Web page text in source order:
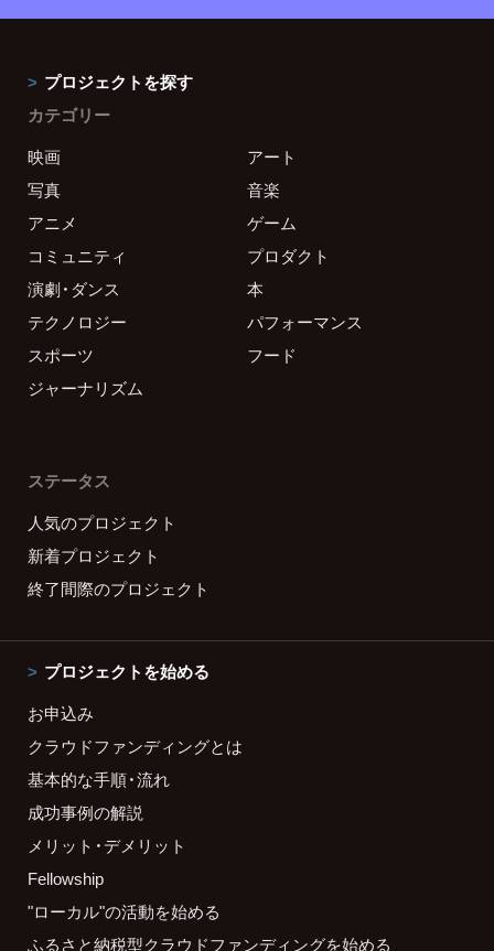
プロジェクトを探す
カテゴリー
映画
アート
写真
音楽
アニメ
ゲーム
コミュニティ
プロダクト
演劇・ダンス
本
テクノロジー
パフォーマンス
スポーツ
フード
ジャーナリズム
ステータス
人気のプロジェクト
新着プロジェクト
終了間際のプロジェクト
プロジェクトを始める
お申込み
クラウドファンディングとは
基本的な手順・流れ
成功事例の解説
メリット・デメリット
Fellowship
"ローカル"の活動を始める
ふるさと納税型クラウドファンディングを始める